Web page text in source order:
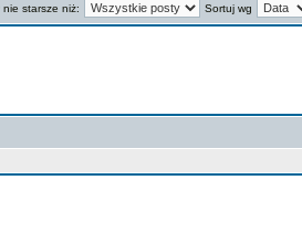
nie starsze niż: Sortuj wg